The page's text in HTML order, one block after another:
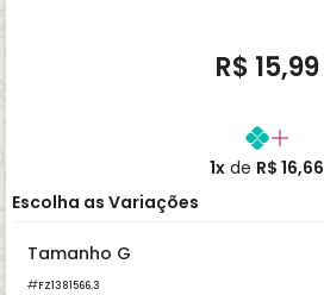
R$ 15,99
1x de R$ 16,66
Escolha as Variações
Tamanho G
FZ1381566.3